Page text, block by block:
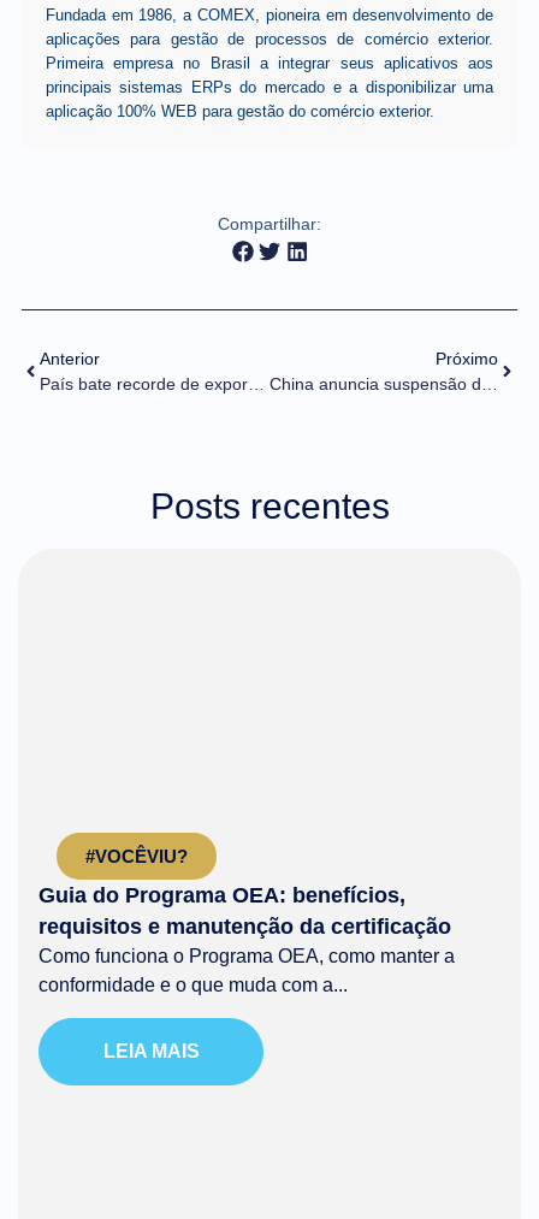
Fundada em 1986, a COMEX, pioneira em desenvolvimento de
aplicações para gestão de processos de comércio exterior.
Primeira empresa no Brasil a integrar seus aplicativos aos
principais sistemas ERPs do mercado e a disponibilizar uma
aplicação 100% WEB para gestão do comércio exterior.
Compartilhar:
Anterior
País bate recorde de exportação, importação e corrente de comércio no acumulado do ano
Próximo
Posts recentes
#VOCÊVIU?
Guia do Programa OEA: benefícios,
requisitos e manutenção da certificação
Como funciona o Programa OEA, como manter a
conformidade e o que muda com a...
LEIA MAIS